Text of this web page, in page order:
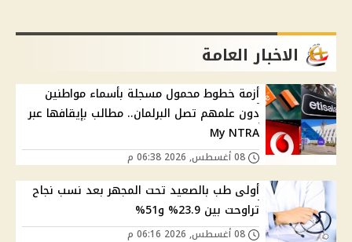
الاخبار العامة
أزمة خطوط محمول مسجلة بأسماء مواطنين
دون علمهم تصل البرلمان.. مطالب بإيقافها عبر
My NTRA
أولى طب بالصعيد تحت المجهر بعد نسب نجاح
تراوحت بين 23.9% و51%